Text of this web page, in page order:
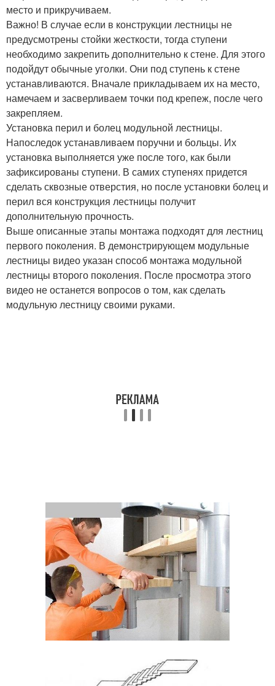
место и прикручиваем.
Важно! В случае если в конструкции лестницы не
предусмотрены стойки жесткости, тогда ступени
необходимо закрепить дополнительно к стене. Для этого
подойдут обычные уголки. Они под ступень к стене
устанавливаются. Вначале прикладываем их на место,
намечаем и засверливаем точки под крепеж, после чего
закрепляем.
Установка перил и болец модульной лестницы.
Напоследок устанавливаем поручни и больцы. Их
установка выполняется уже после того, как были
зафиксированы ступени. В самих ступенях придется
сделать сквозные отверстия, но после установки болец и
перил вся конструкция лестницы получит
дополнительную прочность.
Выше описанные этапы монтажа подходят для лестниц
первого поколения. В демонстрирующем модульные
лестницы видео указан способ монтажа модульной
лестницы второго поколения. После просмотра этого
видео не останется вопросов о том, как сделать
модульную лестницу своими руками.